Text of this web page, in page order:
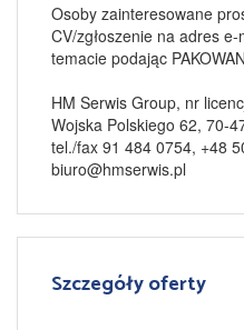
Osoby zainteresowane
CV/zgłoszenie na adres e-
temacie podając
HM Serwis Group, nr
Wojska Polskiego 62, 70-
tel./fax 91 484 0754, +48
biuro@hmserwis.pl
Szczegóły oferty